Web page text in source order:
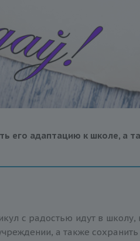
его адаптацию к школе, а
с радостью идут в
а также